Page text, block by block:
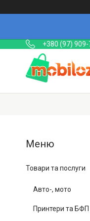
+380 (97)
Товари та послуги
Авто-, мото
Принтери та БФП